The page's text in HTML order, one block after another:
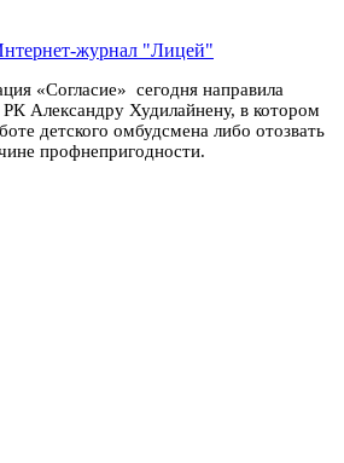
журнал "Лицей"
«Согласие» сегодня направила
Александру Худилайнену, в котором
детского омбудсмена либо отозвать
профнепригодности.